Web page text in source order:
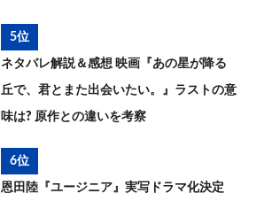
5位
ネタバレ解説＆感想 映画『あの星が降る
丘で、君とまた出会いたい。』ラストの意
味は? 原作との違いを考察
6位
恩田陸『ユージニア』実写ドラマ化決定